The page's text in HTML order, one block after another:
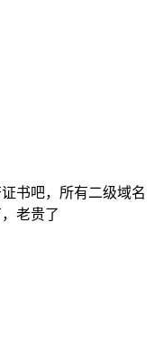
书吧，所有二级域名
老贵了